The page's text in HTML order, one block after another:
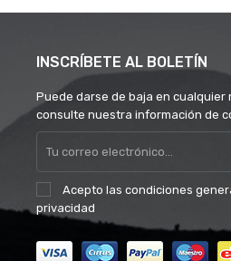
INSCRÍBETE AL BOLETÍN
Puede darse de baja en cualquier
consulte nuestra información de
Acepto las condiciones
privacidad